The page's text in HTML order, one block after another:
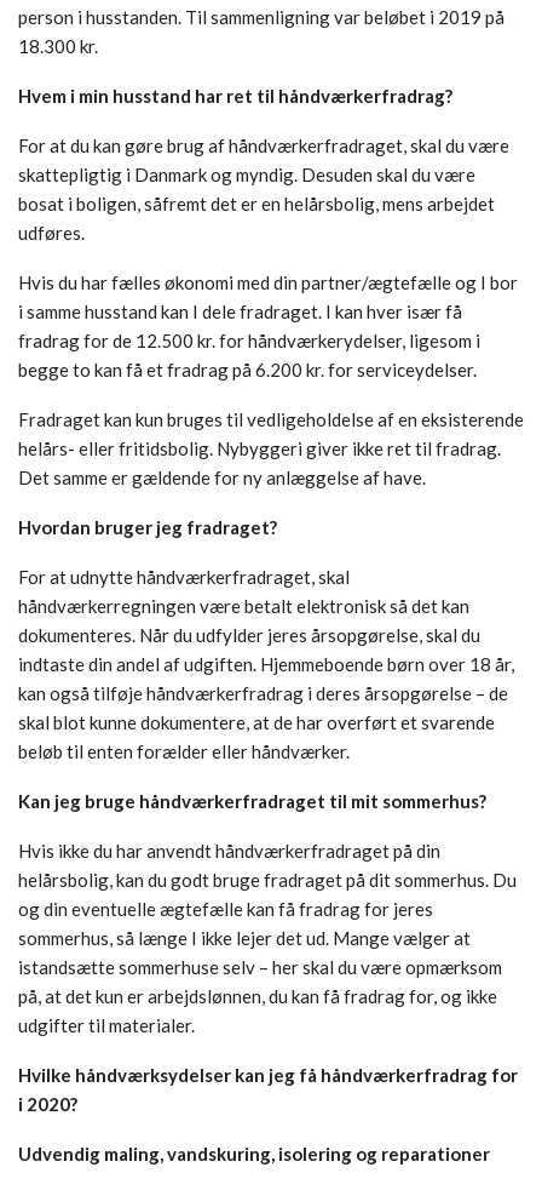
person i husstanden. Til sammenligning var beløbet i 2019 på
18.300 kr.
Hvem i min husstand har ret til håndværkerfradrag?
For at du kan gøre brug af håndværkerfradraget, skal du være
skattepligtig i Danmark og myndig. Desuden skal du være
bosat i boligen, såfremt det er en helårsbolig, mens arbejdet
udføres.
Hvis du har fælles økonomi med din partner/ægtefælle og I bor
i samme husstand kan I dele fradraget. I kan hver især få
fradrag for de 12.500 kr. for håndværkerydelser, ligesom i
begge to kan få et fradrag på 6.200 kr. for serviceydelser.
Fradraget kan kun bruges til vedligeholdelse af en eksisterende
helårs- eller fritidsbolig. Nybyggeri giver ikke ret til fradrag.
Det samme er gældende for ny anlæggelse af have.
Hvordan bruger jeg fradraget?
For at udnytte håndværkerfradraget, skal
håndværkerregningen være betalt elektronisk så det kan
dokumenteres. Når du udfylder jeres årsopgørelse, skal du
indtaste din andel af udgiften. Hjemmeboende børn over 18 år,
kan også tilføje håndværkerfradrag i deres årsopgørelse – de
skal blot kunne dokumentere, at de har overført et svarende
beløb til enten forælder eller håndværker.
Kan jeg bruge håndværkerfradraget til mit sommerhus?
Hvis ikke du har anvendt håndværkerfradraget på din
helårsbolig, kan du godt bruge fradraget på dit sommerhus. Du
og din eventuelle ægtefælle kan få fradrag for jeres
sommerhus, så længe I ikke lejer det ud. Mange vælger at
istandsætte sommerhuse selv – her skal du være opmærksom
på, at det kun er arbejdslønnen, du kan få fradrag for, og ikke
udgifter til materialer.
Hvilke håndværksydelser kan jeg få håndværkerfradrag for
i 2020?
Udvendig maling, vandskuring, isolering og reparationer